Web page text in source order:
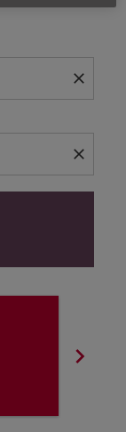
close
close
chevron_right